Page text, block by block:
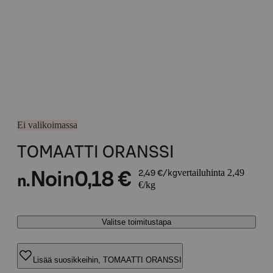
Ei valikoimassa
TOMAATTI ORANSSI
n. Noin0,18 € 2,49 €/kgvertailuhinta 2,49
€/kg
Valitse toimitustapa
Lisää suosikkeihin, TOMAATTI ORANSSI